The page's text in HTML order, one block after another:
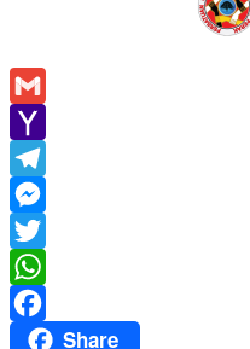
Gmail
Yahoo
Mail
Telegram
Messenger
Twitter
WhatsApp
FacebookShare